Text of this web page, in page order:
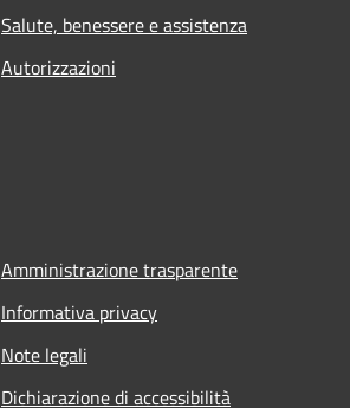
Salute, benessere e assistenza
Autorizzazioni
Amministrazione trasparente
Informativa privacy
Note legali
Dichiarazione di accessibilità